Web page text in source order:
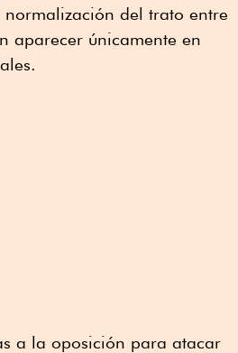
del trato entre
aparecer únicamente en
a la oposición para atacar